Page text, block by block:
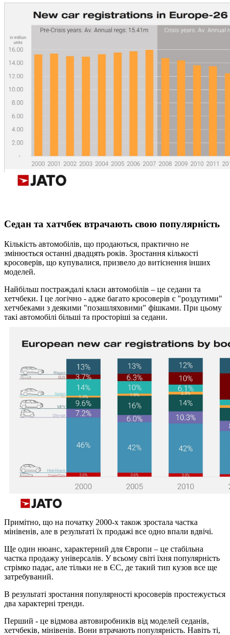
Седан та хатчбек втрачають свою популярність
Кількість автомобілів, що продаються, практично не
змінюється останні двадцять років. Зростання кількості
кросоверів, що купувалися, призвело до витіснення інших
моделей.
Найбільш постраждалі класи автомобілів – це седани та
хетчбеки. І це логічно - адже багато кросоверів є "роздутими"
хетчбеками з деякими "позашляховими" фішками. При цьому
такі автомобілі більші та просторіші за седани.
Примітно, що на початку 2000-х також зростала частка
мінівенів, але в результаті їх продажі все одно впали вдвічі.
Ще один нюанс, характерний для Європи – це стабільна
частка продажу універсалів. У всьому світі їхня популярність
стрімко падає, але тільки не в ЄС, де такий тип кузов все ще
затребуваний.
В результаті зростання популярності кросоверів простежується
два характерні тренди.
Перший - це відмова автовиробників від моделей седанів,
хетчбеків, мінівенів. Вони втрачають популярність. Навіть ті,